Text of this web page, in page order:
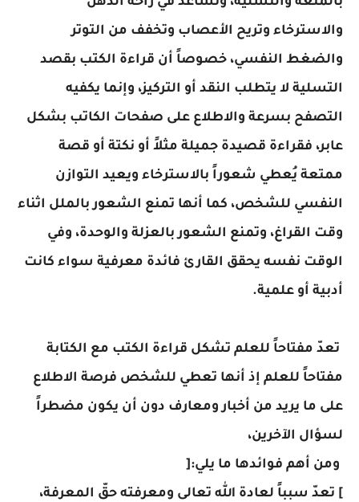
والاسترخاء وتريح الأعصاب وتخفف من التوتر
والضغط النفسي، خصوصاً أن قراءة الكتب بقصد
التسلية لا يتطلب النقد أو التركيز، وإنما يكفيه
التصفح بسرعة والاطلاع على صفحات الكاتب بشكل
عابر، فقراءة قصيدة جميلة مثلاً أو نكتة أو قصة
ممتعة يُعطي شعوراً بالاسترخاء ويعيد التوازن
النفسي للشخص، كما أنها تمنع الشعور بالملل اثناء
وقت القراغ، وتمنع الشعور بالعزلة والوحدة، وفي
الوقت نفسه يحقق القارئ فائدة معرفية سواء كانت
أدبية أو علمية.
تعدّ مفتاحاً للعلم تشكل قراءة الكتب مع الكتابة
مفتاحاً للعلم إذ أنها تعطي للشخص فرصة الاطلاع
على ما يريد من أخبار ومعارف دون أن يكون مضطراً
لسؤال الآخرين،
ومن أهم فوائدها ما يلي:[
] تعدّ سبباً لعادة الله تعالى ومعرفته حقّ المعرفة،